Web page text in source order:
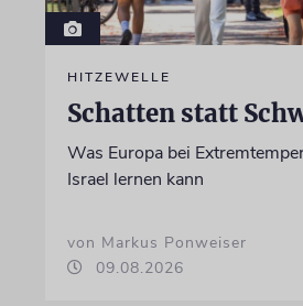
HITZEWELLE
Schatten statt
Was Europa bei
Israel lernen kann
von Markus Ponweiser
09.08.2026